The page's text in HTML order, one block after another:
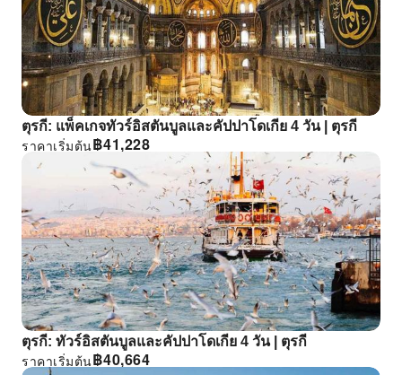
ตุรกี: แพ็คเกจทัวร์อิสตันบูลและคัปปาโดเกีย 4 วัน | ตุรกี
฿41,228
ราคาเริ่มต้น
ตุรกี: ทัวร์อิสตันบูลและคัปปาโดเกีย 4 วัน | ตุรกี
฿40,664
ราคาเริ่มต้น